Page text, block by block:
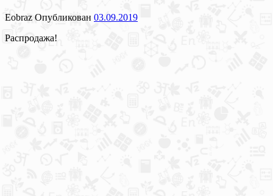
Eobraz Опубликован 03.09.2019
Распродажа!